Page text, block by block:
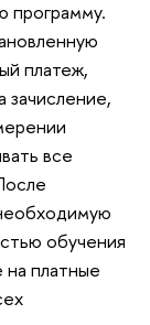
программу.
платеж,
зачисление,
все
обучения
платные